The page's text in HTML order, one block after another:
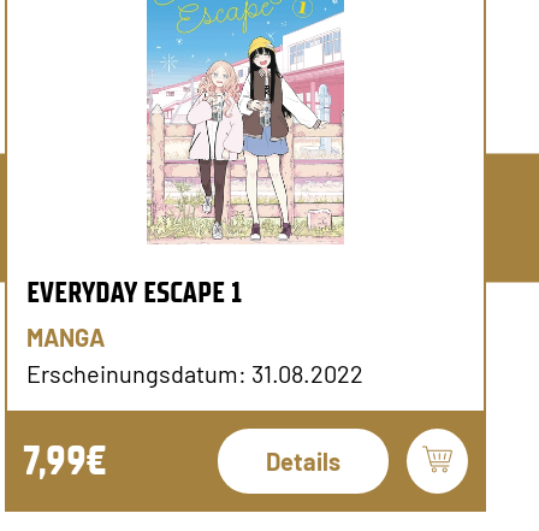
EVERYDAY ESCAPE 1
MANGA
Erscheinungsdatum: 31.08.2022
7,99€ Details